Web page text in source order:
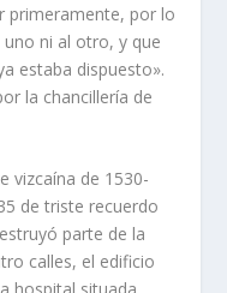
primeramente, por lo
ni al otro, y que
estaba dispuesto».
la chancillerí­a de
vizcaí­na de 1530-
de triste recuerdo
parte de la
calles, el edificio